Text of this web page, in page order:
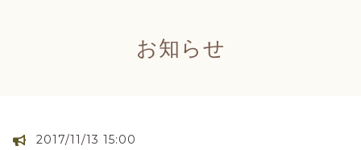
お知らせ
2017/11/13 15:00